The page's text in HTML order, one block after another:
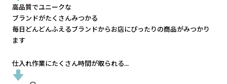
高品質でユニークな
ブランドがたくさんみつかる
毎日どんどんふえるブランドからお店にぴったりの商品がみつかり
ます
仕入れ作業にたくさん時間が取られる...